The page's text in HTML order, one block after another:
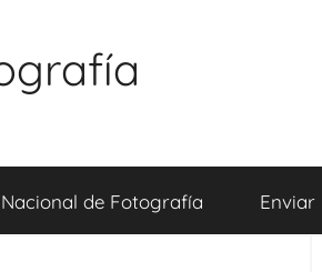
de Fotografía Enviar